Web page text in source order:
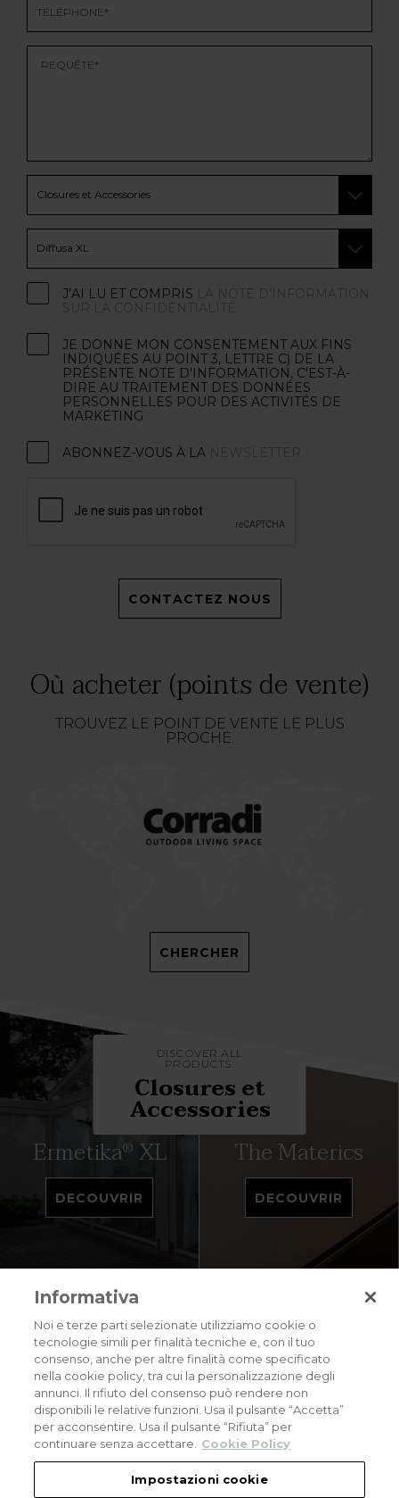
J’AI LU ET COMPRIS
JE DONNE MON CONSENTEMENT AUX FINS
INDIQUÉES AU POINT 3, LETTRE C) DE LA
PRÉSENTE NOTE D'INFORMATION, C'EST-À-
DIRE AU TRAITEMENT DES DONNÉES
PERSONNELLES POUR DES ACTIVITÉS DE
MARKETING
ABONNEZ-VOUS À LA
CONTACTEZ NOUS
Où acheter (points de vente)
TROUVEZ LE POINT DE VENTE LE PLUS
PROCHE.
CHERCHER
DISCOVER ALL
PRODUCTS:
Closures et
Accessories
Ermetika® XL
DECOUVRIR
The Materics
DECOUVRIR
Privacy policy Cookies policy Careers
© 2026 all rights reserved - Corradi Srl - Via M. Serenari 20 - 40013 Castel
Maggiore (BO) T +39 051 4188411
Codice Fiscale - Partita Iva e Registro Imprese di Bologna: 03464321201. REA BO
- 521198. Capitale Sociale: euro 11.500.000,00
An eLogic Digital Company Project Powered by Xperience
Informativa
Noi e terze parti selezionate utilizziamo cookie o
tecnologie simili per finalità tecniche e, con il tuo
consenso, anche per altre finalità come specificato
nella cookie policy, tra cui la personalizzazione degli
annunci. Il rifiuto del consenso può rendere non
disponibili le relative funzioni. Usa il pulsante “Accetta”
per acconsentire. Usa il pulsante “Rifiuta” per
continuare senza accettare.
Cookie Policy
Impostazioni cookie